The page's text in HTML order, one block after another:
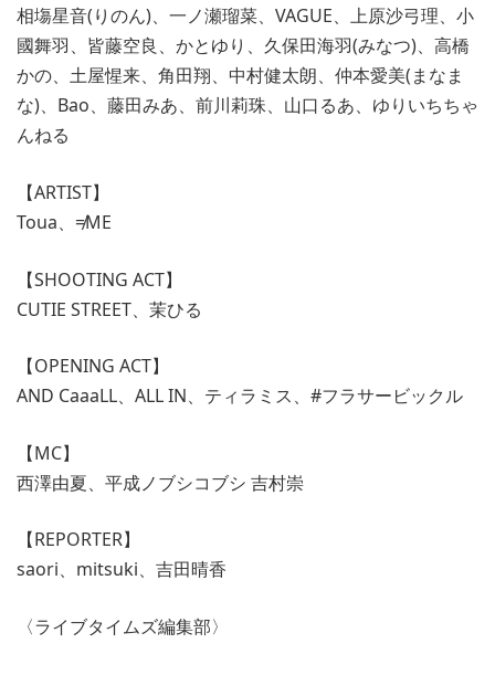
相塲星音(りのん)、一ノ瀬瑠菜、VAGUE、上原沙弓理、小
國舞羽、皆藤空良、かとゆり、久保田海羽(みなつ)、高橋
かの、土屋惺来、角田翔、中村健太朗、仲本愛美(まなま
な)、Bao、藤田みあ、前川莉珠、山口るあ、ゆりいちちゃ
んねる
【ARTIST】
Toua、≠ME
【SHOOTING ACT】
CUTIE STREET、茉ひる
【OPENING ACT】
AND CaaaLL、ALL IN、ティラミス、#フラサービックル
【MC】
西澤由夏、平成ノブシコブシ 吉村崇
【REPORTER】
saori、mitsuki、吉田晴香
〈ライブタイムズ編集部〉